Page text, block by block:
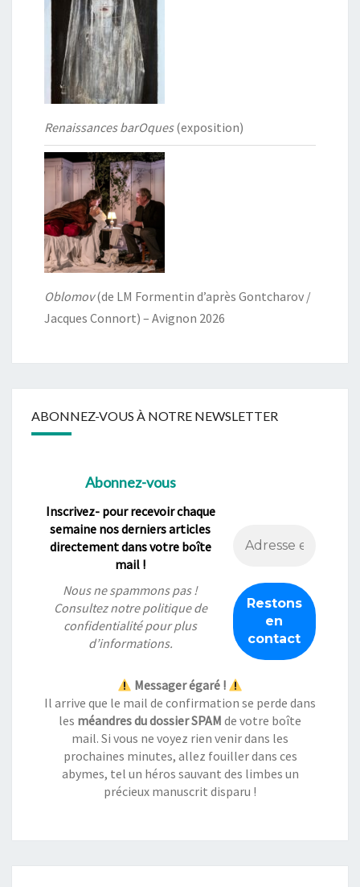
Renaissances barOques(exposition)
Oblomov(de LM Formentin d’après Gontcharov /
Jacques Connort) – Avignon 2026
ABONNEZ-VOUS À NOTRE NEWSLETTER
Abonnez-vous
Inscrivez- pour recevoir chaque
semaine nos derniers articles
directement dans votre boîte
mail !
Nous ne spammons pas !
Consultez notrepolitique de
confidentialitépour plus
d’informations.
Messager égaré !
Il arrive que le mail de confirmation se perde dans
les méandres du dossier SPAM de votre boîte
mail. Si vous ne voyez rien venir dans les
prochaines minutes, allez fouiller dans ces
abymes, tel un héros sauvant des limbes un
précieux manuscrit disparu !